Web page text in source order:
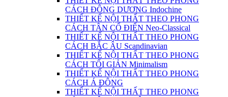
CÁCH ĐÔNG DƯƠNG Indochine
THIẾT KẾ NỘI THẤT THEO PHONG
CÁCH TÂN CỔ ĐIỂN Neo-Classical
THIẾT KẾ NỘI THẤT THEO PHONG
CÁCH BẮC ÂU Scandinavian
THIẾT KẾ NỘI THẤT THEO PHONG
CÁCH TỐI GIẢN Minimalism
THIẾT KẾ NỘI THẤT THEO PHONG
CÁCH Á ĐÔNG
THIẾT KẾ NỘI THẤT THEO PHONG